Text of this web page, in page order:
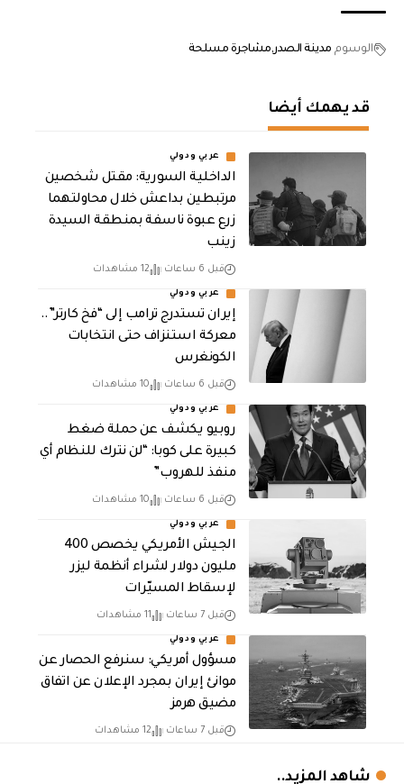
الوسوم مدينة الصدر مشاجرة مسلحة
قد يهمك أيضا
عربي ودولي
الداخلية السورية: مقتل شخصين
مرتبطين بداعش خلال محاولتهما
زرع عبوة ناسفة بمنطقة السيدة
زينب
قبل 6 ساعات 12 مشاهدات
عربي ودولي
إيران تستدرج ترامب إلى “فخ كارتر”..
معركة استنزاف حتى انتخابات
الكونغرس
قبل 6 ساعات 10 مشاهدات
عربي ودولي
روبيو يكشف عن حملة ضغط
كبيرة على كوبا: “لن نترك للنظام أي
منفذ للهروب”
قبل 6 ساعات 10 مشاهدات
عربي ودولي
الجيش الأمريكي يخصص 400
مليون دولار لشراء أنظمة ليزر
لإسقاط المسيّرات
قبل 7 ساعات 11 مشاهدات
عربي ودولي
مسؤول أمريكي: سنرفع الحصار عن
موانئ إيران بمجرد الإعلان عن اتفاق
مضيق هرمز
قبل 7 ساعات 12 مشاهدات
شاهد المزيد..